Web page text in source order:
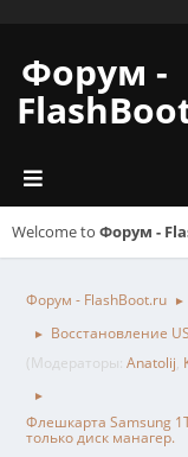
Форум -
Welcome to Форум -
Форум - FlashBoot.ru ►
►
Восстановление
(Модераторы: Anatolij,
►
Флешкарта Samsung
только диск манагер.